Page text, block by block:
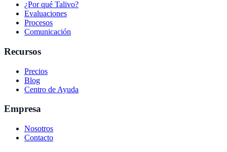
¿Por qué Talivo?
Evaluaciones
Procesos
Comunicación
Recursos
Precios
Blog
Centro de Ayuda
Empresa
Nosotros
Contacto